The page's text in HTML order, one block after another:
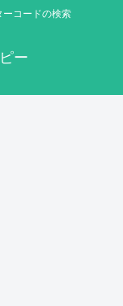
ーコードの検索
ー